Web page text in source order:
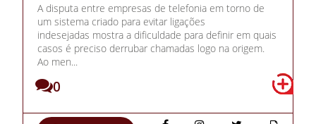
A disputa entre empresas de telefonia em torno de
um sistema criado para evitar ligações
indesejadas mostra a dificuldade para definir em quais
casos é preciso derrubar chamadas logo na origem.
Ao men...
0